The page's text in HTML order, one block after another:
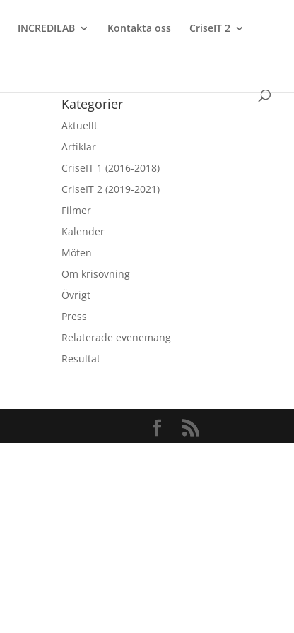
INCREDILAB Kontakta oss CriseIT 2
Kategorier
Aktuellt
Artiklar
CriseIT 1 (2016-2018)
CriseIT 2 (2019-2021)
Filmer
Kalender
Möten
Om krisövning
Övrigt
Press
Relaterade evenemang
Resultat